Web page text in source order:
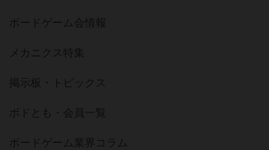
ボードゲーム会情報
メカニクス特集
掲示板・トピックス
ボドとも・会員一覧
ボードゲーム業界コラム